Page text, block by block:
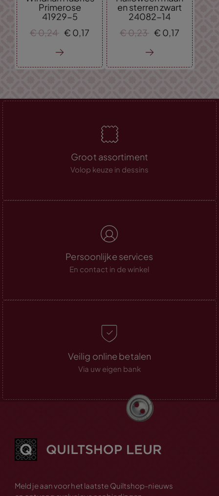
Primerose
41929-5
€ 0,24 € 0,17
en sterren zwart
24082-14
€ 0,23 € 0,17
Groot assortiment
Volop keuze in dessins
Persoonlijke services
En contact in de winkel
Veilig online betalen
Via uw eigen bank
Meld je aan voor het laatste Quiltshop-nieuws